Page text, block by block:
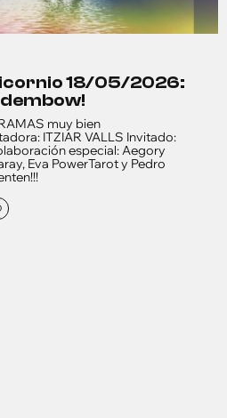
muy bien
ITZIAR VALLS Invitado:
especial: Aegory
Eva PowerTarot y Pedro